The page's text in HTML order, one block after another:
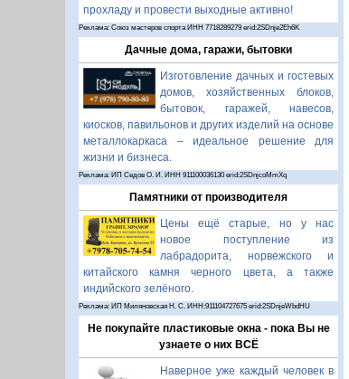
прохладу и провести выходные активно!
Реклама: Союз мастеров спорта ИНН 7718289279 erid:2SDnje2Eh6K
Дачные дома, гаражи, бытовки
Изготовление дачных и гостевых
домов, хозяйственных блоков,
бытовок, гаражей, навесов,
киосков, павильонов и других изделий на основе
металлокаркаса – идеальное решение для
жизни и бизнеса.
Реклама: ИП Седов О. И. ИНН 911100036130 erid:2SDnjcoMmXq
Памятники от производителя
Цены ещё старые, но у нас
новое поступление из
лабрадорита, норвежского и
китайского камня черного цвета, а также
индийского зелёного.
Реклама: ИП Миляновская Н. С. ИНН:911104727675 erid:2SDnjeWbdHU
Не покупайте пластиковые окна - пока Вы не
узнаете о них ВСЁ
Наверное уже каждый человек в